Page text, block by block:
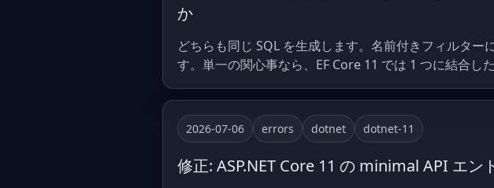
か
どちらも同じ SQL を生成します。名前付きフィルタ
す。単一の関心事なら、EF Core 11 では 1 つに結合し
2026-07-06 errors dotnet dotnet-11
修正: ASP.NET Core 11 の minimal API エ